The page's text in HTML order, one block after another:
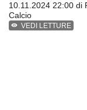
10.11.2024 22:00 di
Calcio
VEDI LETTURE